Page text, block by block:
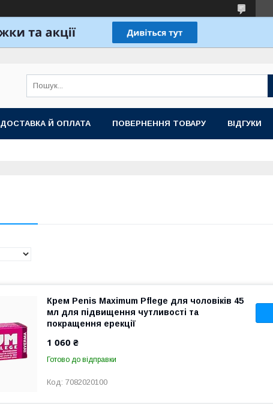
ДОСТАВКА Й ОПЛАТА ПОВЕРНЕННЯ ТОВАРУ ВІДГУКИ
Крем Penis Maximum Pflege для чоловіків 45
мл для підвищення чутливості та
покращення ерекції
1 060 ₴
Готово до відправки
7082020100